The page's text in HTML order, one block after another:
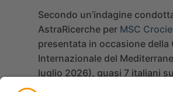
Secondo un’indagine
AstraRicerche per MSC
presentata in occasione della
Internazionale del
luglio 2026), quasi 7 italiani